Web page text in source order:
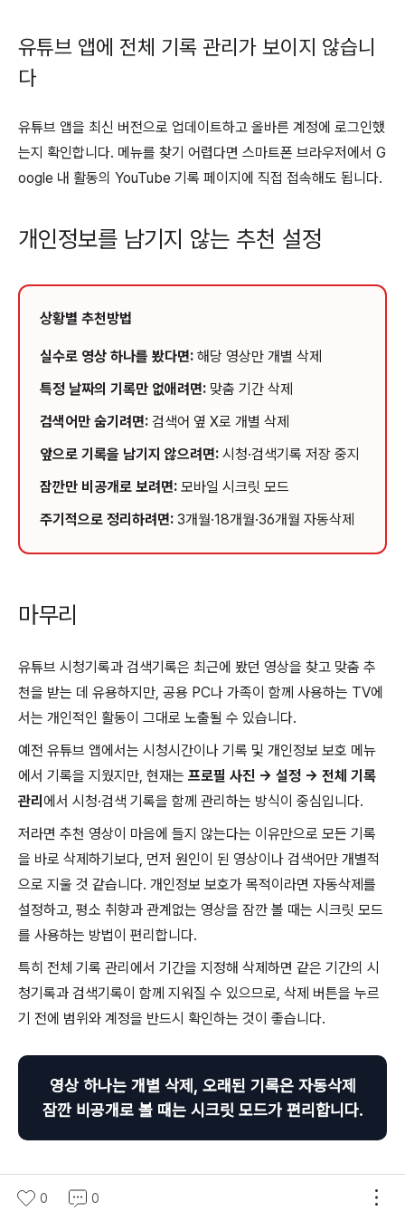
유튜브 앱에 전체 기록 관리가 보이지 않습니
다
유튜브 앱을 최신 버전으로 업데이트하고 올바른 계정에 로그인했
는지 확인합니다. 메뉴를 찾기 어렵다면 스마트폰 브라우저에서 G
oogle 내 활동의 YouTube 기록 페이지에 직접 접속해도 됩니다.
개인정보를 남기지 않는 추천 설정
상황별 추천방법
실수로 영상 하나를 봤다면: 해당 영상만 개별 삭제
특정 날짜의 기록만 없애려면: 맞춤 기간 삭제
검색어만 숨기려면: 검색어 옆 X로 개별 삭제
앞으로 기록을 남기지 않으려면: 시청·검색기록 저장 중지
잠깐만 비공개로 보려면: 모바일 시크릿 모드
주기적으로 정리하려면: 3개월·18개월·36개월 자동삭제
마무리
유튜브 시청기록과 검색기록은 최근에 봤던 영상을 찾고 맞춤 추
천을 받는 데 유용하지만, 공용 PC나 가족이 함께 사용하는 TV에
서는 개인적인 활동이 그대로 노출될 수 있습니다.
예전 유튜브 앱에서는 시청시간이나 기록 및 개인정보 보호 메뉴
에서 기록을 지웠지만, 현재는 프로필 사진 → 설정 → 전체 기록
관리 에서 시청·검색 기록을 함께 관리하는 방식이 중심입니다.
저라면 추천 영상이 마음에 들지 않는다는 이유만으로 모든 기록
을 바로 삭제하기보다, 먼저 원인이 된 영상이나 검색어만 개별적
으로 지울 것 같습니다. 개인정보 보호가 목적이라면 자동삭제를
설정하고, 평소 취향과 관계없는 영상을 잠깐 볼 때는 시크릿 모드
를 사용하는 방법이 편리합니다.
특히 전체 기록 관리에서 기간을 지정해 삭제하면 같은 기간의 시
청기록과 검색기록이 함께 지워질 수 있으므로, 삭제 버튼을 누르
기 전에 범위와 계정을 반드시 확인하는 것이 좋습니다.
영상 하나는 개별 삭제, 오래된 기록은 자동삭제
잠깐 비공개로 볼 때는 시크릿 모드가 편리합니다.
유튜브 관련 글
0 0